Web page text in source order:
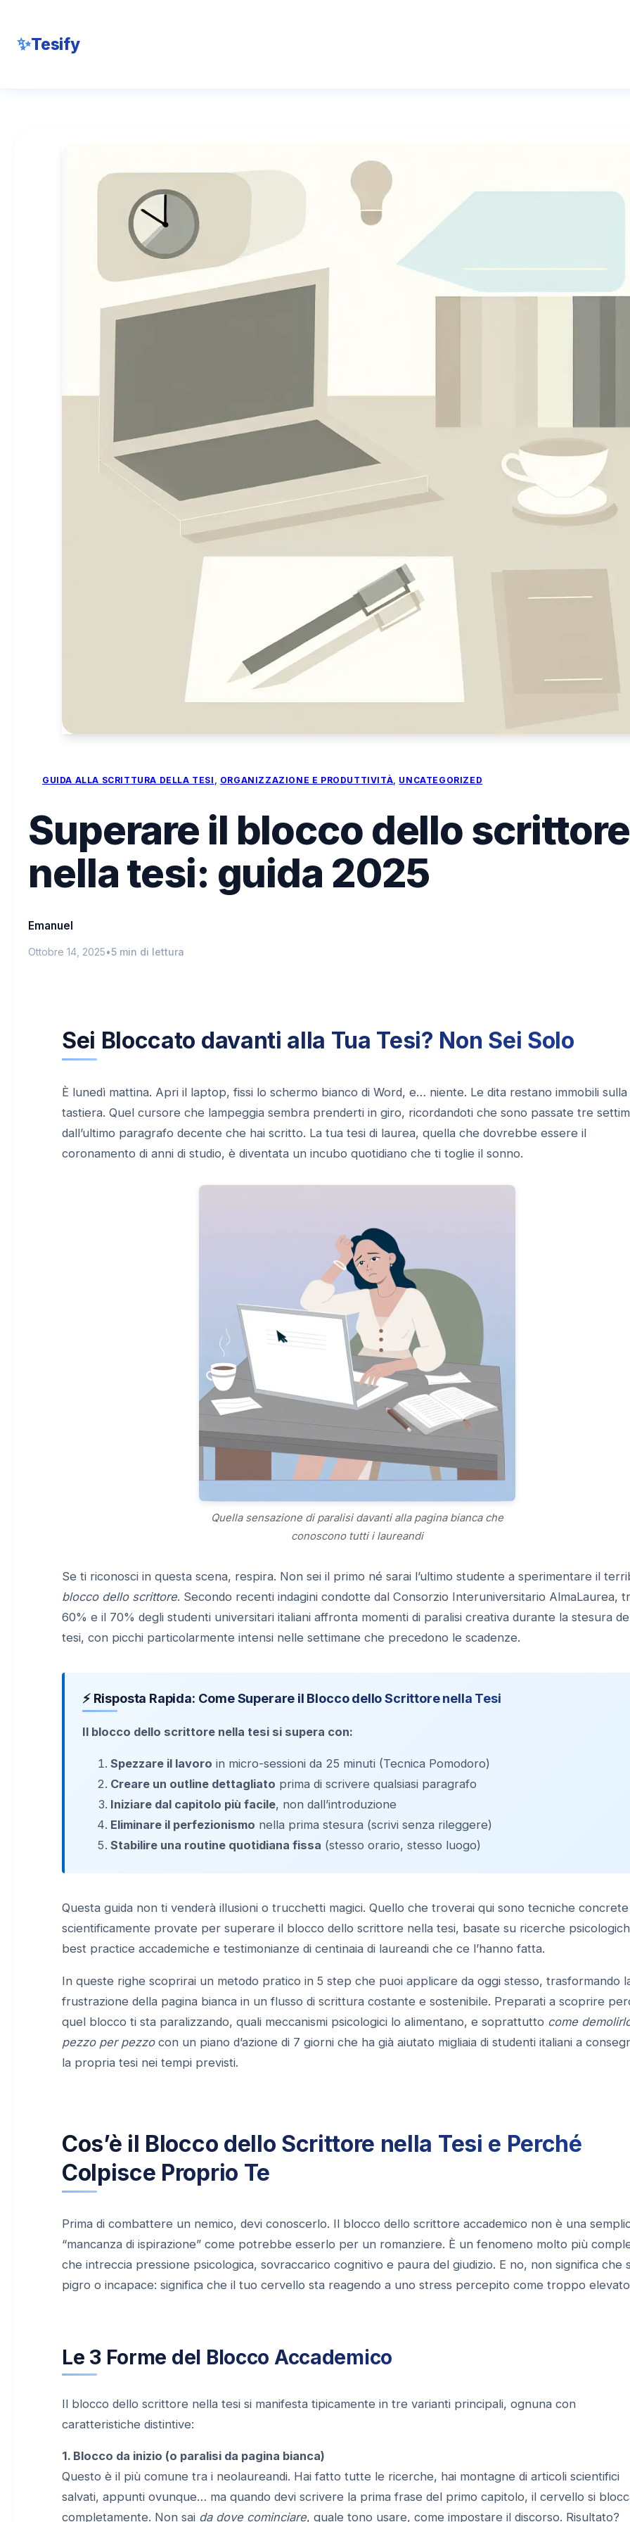
✨Tesify
GUIDA ALLA SCRITTURA DELLA TESI , ORGANIZZAZIONE E PRODUTTIVITÀ, UNCATEGORIZED
Superare il blocco dello scrittore
nella tesi: guida 2025
Emanuel
Ottobre 14, 2025•5 min di lettura
Sei Bloccato davanti alla Tua Tesi? Non Sei Solo
È lunedì mattina. Apri il laptop, fissi lo schermo bianco di Word, e… niente. Le dita restano immobili sulla
tastiera. Quel cursore che lampeggia sembra prenderti in giro, ricordandoti che sono passate tre
dall’ultimo paragrafo decente che hai scritto. La tua tesi di laurea, quella che dovrebbe essere il
coronamento di anni di studio, è diventata un incubo quotidiano che ti toglie il sonno.
Quella sensazione di paralisi davanti alla pagina bianca che
conoscono tutti i laureandi
Se ti riconosci in questa scena, respira. Non sei il primo né sarai l’ultimo studente a sperimentare il
blocco dello scrittore. Secondo recenti indagini condotte dal Consorzio Interuniversitario AlmaLaurea,
60% e il 70% degli studenti universitari italiani affronta momenti di paralisi creativa durante la stesura
tesi, con picchi particolarmente intensi nelle settimane che precedono le scadenze.
⚡ Risposta Rapida: Come Superare il Blocco dello Scrittore nella Tesi
Il blocco dello scrittore nella tesi si supera con:
Spezzare il lavoro in micro-sessioni da 25 minuti (Tecnica Pomodoro)
Creare un outline dettagliato prima di scrivere qualsiasi paragrafo
Iniziare dal capitolo più facile, non dall’introduzione
Eliminare il perfezionismo nella prima stesura (scrivi senza rileggere)
Stabilire una routine quotidiana fissa (stesso orario, stesso luogo)
Questa guida non ti venderà illusioni o trucchetti magici. Quello che troverai qui sono tecniche
scientificamente provate per superare il blocco dello scrittore nella tesi, basate su ricerche
best practice accademiche e testimonianze di centinaia di laureandi che ce l’hanno fatta.
In queste righe scoprirai un metodo pratico in 5 step che puoi applicare da oggi stesso, trasformando
frustrazione della pagina bianca in un flusso di scrittura costante e sostenibile. Preparati a scoprire
quel blocco ti sta paralizzando, quali meccanismi psicologici lo alimentano, e soprattutto come
pezzo per pezzocon un piano d’azione di 7 giorni che ha già aiutato migliaia di studenti italiani a
la propria tesi nei tempi previsti.
Cos’è il Blocco dello Scrittore nella Tesi e Perché
Colpisce Proprio Te
Prima di combattere un nemico, devi conoscerlo. Il blocco dello scrittore accademico non è una
“mancanza di ispirazione” come potrebbe esserlo per un romanziere. È un fenomeno molto più
che intreccia pressione psicologica, sovraccarico cognitivo e paura del giudizio. E no, non significa che
pigro o incapace: significa che il tuo cervello sta reagendo a uno stress percepito come troppo
Le 3 Forme del Blocco Accademico
Il blocco dello scrittore nella tesi si manifesta tipicamente in tre varianti principali, ognuna con
caratteristiche distintive:
1. Blocco da inizio (o paralisi da pagina bianca)
Questo è il più comune tra i neolaureandi. Hai fatto tutte le ricerche, hai montagne di articoli scientifici
salvati, appunti ovunque… ma quando devi scrivere la prima frase del primo capitolo, il cervello si
completamente. Non sai da dove cominciare, quale tono usare, come impostare il discorso. Risultato?